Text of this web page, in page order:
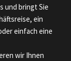
und bringt Sie
ein
einfach eine
wir Ihnen